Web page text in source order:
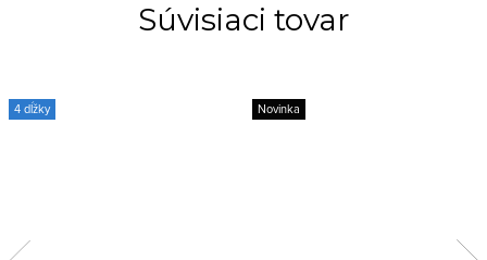
Súvisiaci tovar
4 dĺžky Novinka